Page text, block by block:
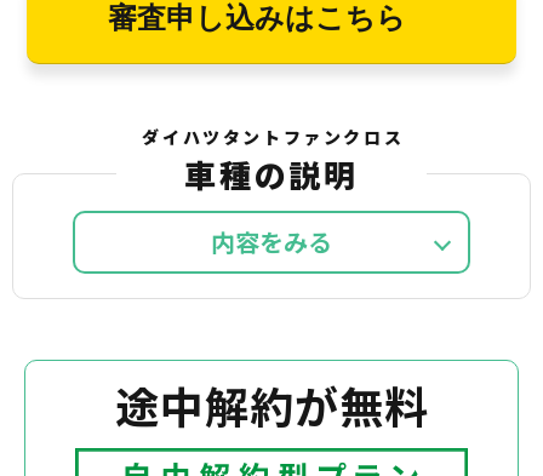
審査申し込みはこちら
ダイハツタントファンクロス
車種の説明
内容を
途中解約が無料